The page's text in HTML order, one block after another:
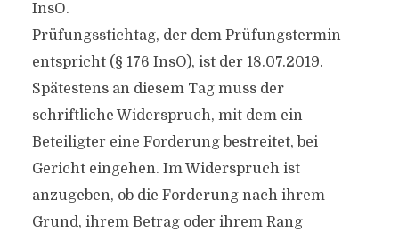
InsO.
Prüfungsstichtag, der dem Prüfungstermin
entspricht (§ 176 InsO), ist der 18.07.2019.
Spätestens an diesem Tag muss der
schriftliche Widerspruch, mit dem ein
Beteiligter eine Forderung bestreitet, bei
Gericht eingehen. Im Widerspruch ist
anzugeben, ob die Forderung nach ihrem
Grund, ihrem Betrag oder ihrem Rang